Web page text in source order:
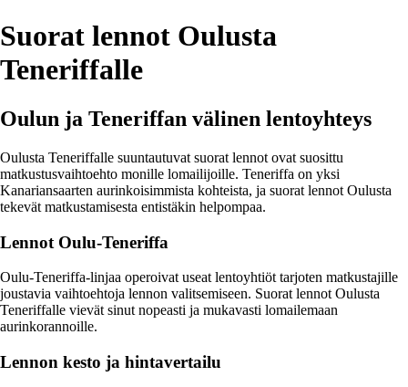
Suorat lennot Oulusta
Teneriffalle
Oulun ja Teneriffan välinen lentoyhteys
Oulusta Teneriffalle suuntautuvat suorat lennot ovat suosittu
matkustusvaihtoehto monille lomailijoille. Teneriffa on yksi
Kanariansaarten aurinkoisimmista kohteista, ja suorat lennot Oulusta
tekevät matkustamisesta entistäkin helpompaa.
Lennot Oulu-Teneriffa
Oulu-Teneriffa-linjaa operoivat useat lentoyhtiöt tarjoten matkustajille
joustavia vaihtoehtoja lennon valitsemiseen. Suorat lennot Oulusta
Teneriffalle vievät sinut nopeasti ja mukavasti lomailemaan
aurinkorannoille.
Lennon kesto ja hintavertailu